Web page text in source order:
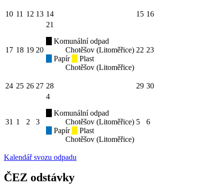
10 11 12 13 14 15 16
17 18 19 20
21
Komunální odpad
Chotěšov (Litoměřice)
Papír
Plast
Chotěšov (Litoměřice)
22 23
24 25 26 27 28 29 30
31 1 2 3
4
Komunální odpad
Chotěšov (Litoměřice)
Papír
Plast
Chotěšov (Litoměřice)
5 6
Kalendář svozu odpadu
ČEZ odstávky